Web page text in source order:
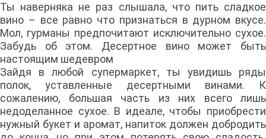
Ты наверняка не раз слышала, что пить сладкое
вино – все равно что признаться в дурном вкусе.
Мол, гурманы предпочитают исключительно сухое.
Забудь об этом. Десертное вино может быть
настоящим шедевром
Зайдя в любой супермаркет, ты увидишь ряды
полок, уставленные десертными винами. К
сожалению, большая часть из них всего лишь
недоделанное сухое. В идеале, чтобы приобрести
нужный букет и аромат, напиток должен добродить